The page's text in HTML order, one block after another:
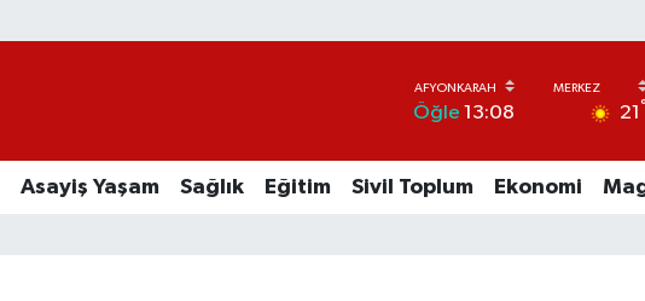
Öğle 13:08 21 °
Asayiş Yaşam Sağlık Eğitim Sivil Toplum Ekonomi